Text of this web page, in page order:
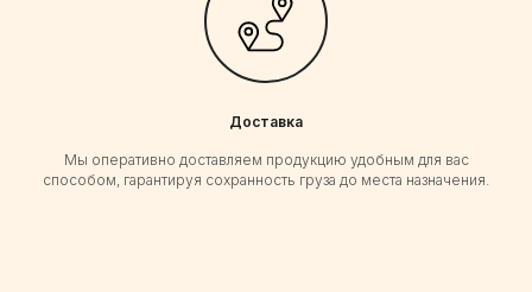
Доставка
Мы оперативно доставляем продукцию удобным для вас
способом, гарантируя сохранность груза до места назначения.